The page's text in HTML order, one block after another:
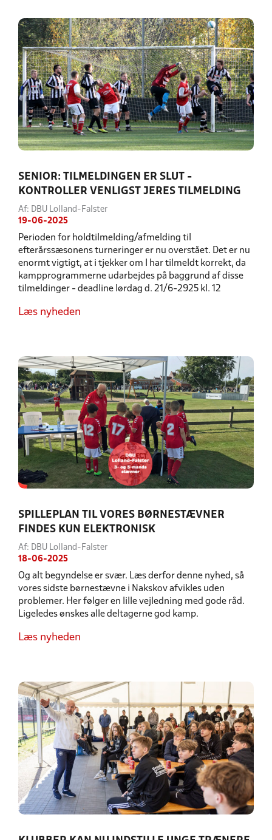
SENIOR: TILMELDINGEN ER SLUT -
KONTROLLER VENLIGST JERES TILMELDING
Af: DBU Lolland-Falster
19-06-2025
Perioden for holdtilmelding/afmelding til
efterårssæsonens turneringer er nu overstået. Det er nu
enormt vigtigt, at i tjekker om I har tilmeldt korrekt, da
kampprogrammerne udarbejdes på baggrund af disse
tilmeldinger - deadline lørdag d. 21/6-2925 kl. 12
Læs nyheden
SPILLEPLAN TIL VORES BØRNESTÆVNER
FINDES KUN ELEKTRONISK
Af: DBU Lolland-Falster
18-06-2025
Og alt begyndelse er svær. Læs derfor denne nyhed, så
vores sidste børnestævne i Nakskov afvikles uden
problemer. Her følger en lille vejledning med gode råd.
Ligeledes ønskes alle deltagerne god kamp.
Læs nyheden